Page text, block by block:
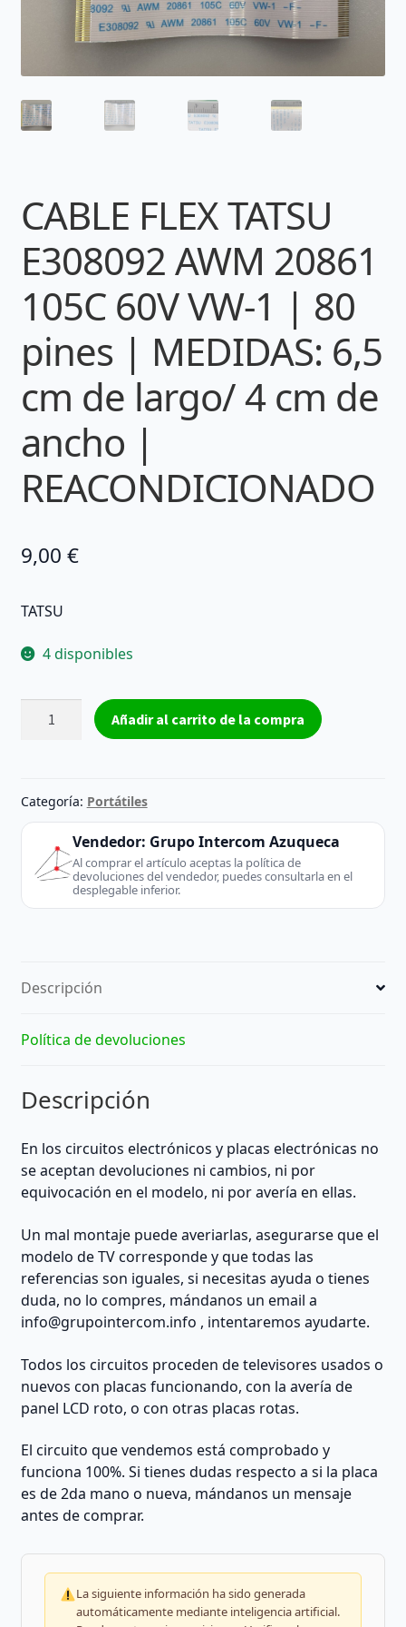
CABLE FLEX TATSU
E308092 AWM 20861
105C 60V VW-1 | 80
pines | MEDIDAS: 6,5
cm de largo/ 4 cm de
ancho |
REACONDICIONADO
9,00 €
TATSU
4 disponibles
FLEX
AWM
20861
60V
VW-
1
|
6,5
largo/
cm
de
ancho
REACONDICIONADO
cantidad
Añadir al carrito de la compra
Categoría: Portátiles
Vendedor: Grupo Intercom Azuqueca
Al comprar el artículo aceptas la política de
devoluciones del vendedor, puedes consultarla en el
desplegable inferior.
Descripción
Política de devoluciones
Descripción
En los circuitos electrónicos y placas electrónicas no
se aceptan devoluciones ni cambios, ni por
equivocación en el modelo, ni por avería en ellas.
Un mal montaje puede averiarlas, asegurarse que el
modelo de TV corresponde y que todas las
referencias son iguales, si necesitas ayuda o tienes
duda, no lo compres, mándanos un email a
info@grupointercom.info , intentaremos ayudarte.
Todos los circuitos proceden de televisores usados o
nuevos con placas funcionando, con la avería de
panel LCD roto, o con otras placas rotas.
El circuito que vendemos está comprobado y
funciona 100%. Si tienes dudas respecto a si la placa
es de 2da mano o nueva, mándanos un mensaje
antes de comprar.
La siguiente información ha sido generada
automáticamente mediante inteligencia artificial.